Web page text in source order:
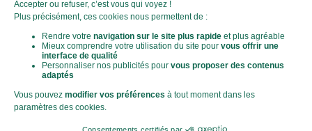
Énergie (kJ)
Énergie (kCal) 79kCal
Matières grasses 2,07g
dont acides gras saturés